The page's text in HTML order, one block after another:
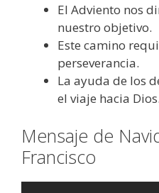
El Adviento nos
nuestro objetivo.
Este camino
perseverancia.
La ayuda de los
el viaje hacia Dios.
Mensaje de
Francisco